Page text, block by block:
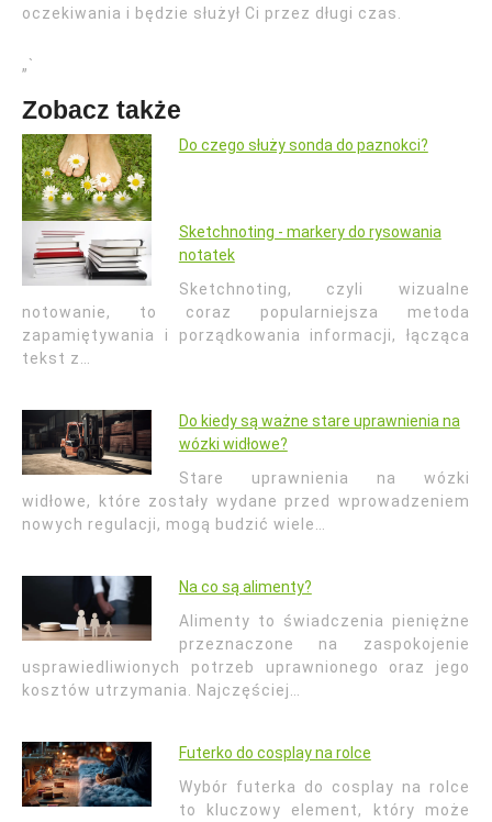
oczekiwania i będzie służył Ci przez długi czas.
„`
Zobacz także
Do czego służy sonda do paznokci?
Sketchnoting - markery do rysowania
notatek
Sketchnoting, czyli wizualne
notowanie, to coraz popularniejsza metoda
zapamiętywania i porządkowania informacji, łącząca
tekst z…
Do kiedy są ważne stare uprawnienia na
wózki widłowe?
Stare uprawnienia na wózki
widłowe, które zostały wydane przed wprowadzeniem
nowych regulacji, mogą budzić wiele…
Na co są alimenty?
Alimenty to świadczenia pieniężne
przeznaczone na zaspokojenie
usprawiedliwionych potrzeb uprawnionego oraz jego
kosztów utrzymania. Najczęściej…
Futerko do cosplay na rolce
Wybór futerka do cosplay na rolce
to kluczowy element, który może